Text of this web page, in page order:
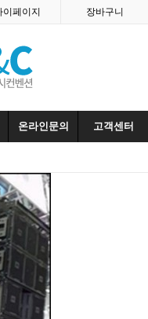
이페이지 장바구니
온라인문의 고객센터